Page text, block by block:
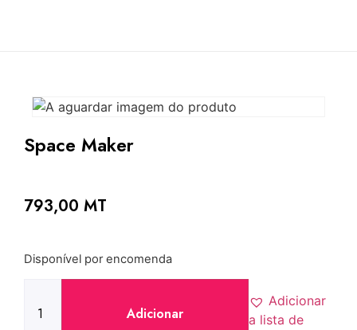
Space Maker
793,00 MT
Disponível por encomenda
Adicionar
Adicionar
a lista de